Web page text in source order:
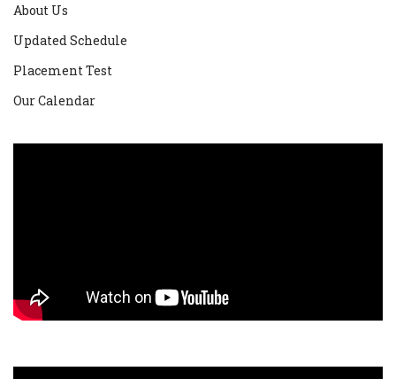
About Us
Updated Schedule
Placement Test
Our Calendar